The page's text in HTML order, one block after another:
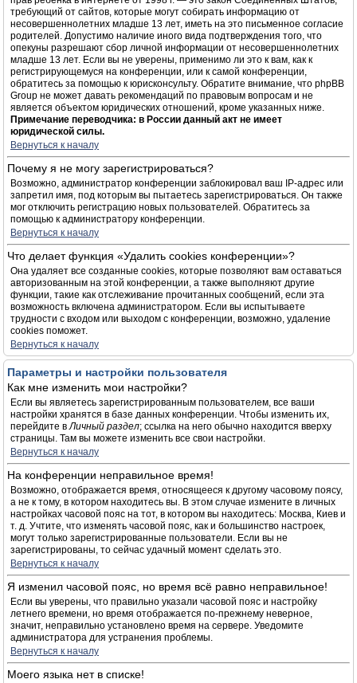
требующий от сайтов, которые могут собирать информацию от
несовершеннолетних младше 13 лет, иметь на это письменное согласие
родителей. Допустимо наличие иного вида подтверждения того, что
опекуны разрешают сбор личной информации от несовершеннолетних
младше 13 лет. Если вы не уверены, применимо ли это к вам, как к
регистрирующемуся на конференции, или к самой конференции,
обратитесь за помощью к юрисконсульту. Обратите внимание, что phpBB
Group не может давать рекомендаций по правовым вопросам и не
является объектом юридических отношений, кроме указанных ниже.
Примечание переводчика: в России данный акт не имеет
юридической силы.
Вернуться к началу
Почему я не могу зарегистрироваться?
Возможно, администратор конференции заблокировал ваш IP-адрес или
запретил имя, под которым вы пытаетесь зарегистрироваться. Он также
мог отключить регистрацию новых пользователей. Обратитесь за
помощью к администратору конференции.
Вернуться к началу
Что делает функция «Удалить cookies конференции»?
Она удаляет все созданные cookies, которые позволяют вам оставаться
авторизованным на этой конференции, а также выполняют другие
функции, такие как отслеживание прочитанных сообщений, если эта
возможность включена администратором. Если вы испытываете
трудности с входом или выходом с конференции, возможно, удаление
cookies поможет.
Вернуться к началу
Параметры и настройки пользователя
Как мне изменить мои настройки?
Если вы являетесь зарегистрированным пользователем, все ваши
настройки хранятся в базе данных конференции. Чтобы изменить их,
перейдите вЛичный раздел; ссылка на него обычно находится вверху
страницы. Там вы можете изменить все свои настройки.
Вернуться к началу
На конференции неправильное время!
Возможно, отображается время, относящееся к другому часовому поясу,
а не к тому, в котором находитесь вы. В этом случае измените в личных
настройках часовой пояс на тот, в котором вы находитесь: Москва, Киев и
т. д. Учтите, что изменять часовой пояс, как и большинство настроек,
могут только зарегистрированные пользователи. Если вы не
зарегистрированы, то сейчас удачный момент сделать это.
Вернуться к началу
Я изменил часовой пояс, но время всё равно неправильное!
Если вы уверены, что правильно указали часовой пояс и настройку
летнего времени, но время отображается по-прежнему неверное,
значит, неправильно установлено время на сервере. Уведомите
администратора для устранения проблемы.
Вернуться к началу
Моего языка нет в списке!